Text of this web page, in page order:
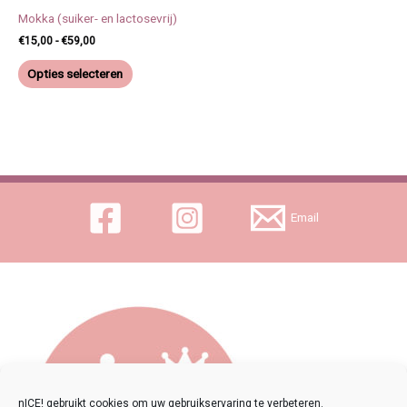
nICE! gebruikt cookies om uw gebruikservaring te verbeteren.
Mokka (suiker- en lactosevrij)
€15,00 - €59,00
Opties selecteren
gekozen
op
Email